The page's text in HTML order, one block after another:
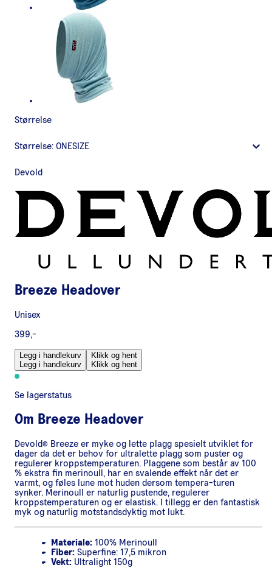
Størrelse
Størrelse: ONESIZE
Devold
Breeze Headover
Unisex
399,-
Legg i handlekurv
Legg i handlekurv
Klikk og hent
Klikk og hent
Se lagerstatus
Om Breeze Headover
Devold® Breeze er myke og lette plagg spesielt utviklet for
dager da det er behov for ultralette plagg som puster og
regulerer kroppstemperaturen. Plaggene som består av 100
% ekstra fin merinoull, har en svalende effekt når det er
varmt, og føles lune mot huden dersom tempera-turen
synker. Merinoull er naturlig pustende, regulerer
kroppstemperaturen og er elastisk. I tillegg er den fantastisk
myk og naturlig motstandsdyktig mot lukt.
Materiale: 100% Merinoull
Fiber: Superfine: 17,5 mikron
Vekt: Ultralight 150g